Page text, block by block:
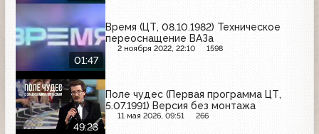
01:47
Время (ЦТ, 08.10.1982) Техническое
переоснащение ВАЗа
2 ноября 2022, 22:10 1598
49:23
Поле чудес (Первая программа ЦТ,
5.07.1991) Версия без монтажа
11 мая 2026, 09:51 266